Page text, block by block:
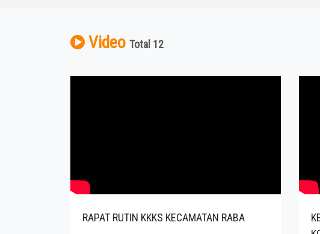
Video Total 12
RAPAT RUTIN KKKS KECAMATAN RABA